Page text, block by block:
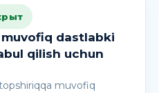
dastlabki
qilish uchun
muvofiq